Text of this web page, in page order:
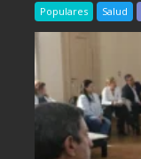
Populares Salud